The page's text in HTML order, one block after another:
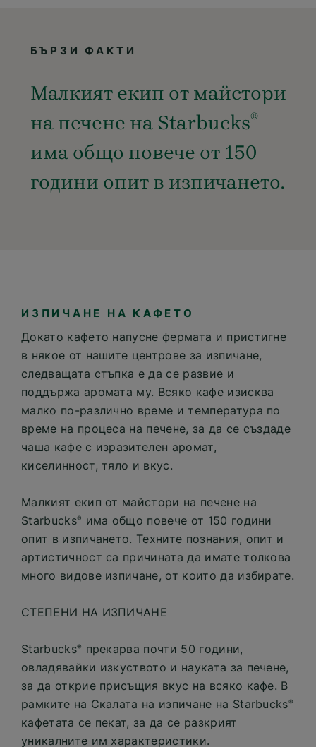
БЪРЗИ ФАКТИ
Малкият екип от майстори
на печене на Starbucks®
има общо повече от 150
години опит в изпичането.
ИЗПИЧАНЕ НА КАФЕТО
Докато кафето напусне фермата и пристигне
в някое от нашите центрове за изпичане,
следващата стъпка е да се развие и
поддържа аромата му. Всяко кафе изисква
малко по-различно време и температура по
време на процеса на печене, за да се създаде
чаша кафе с изразителен аромат,
киселинност, тяло и вкус.
Малкият екип от майстори на печене на
Starbucks®
има общо повече от 150 години
опит в изпичането. Техните познания, опит и
артистичност са причината да имате толкова
много видове изпичане, от които да избирате.
СТЕПЕНИ НА ИЗПИЧАНЕ
Starbucks®
прекарва почти 50 години,
овладявайки изкуството и науката за печене,
за да открие присъщия вкус на всяко кафе. В
рамките на Скалата на изпичане на Starbucks®
кафетата се пекат, за да се разкрият
уникалните им характеристики.